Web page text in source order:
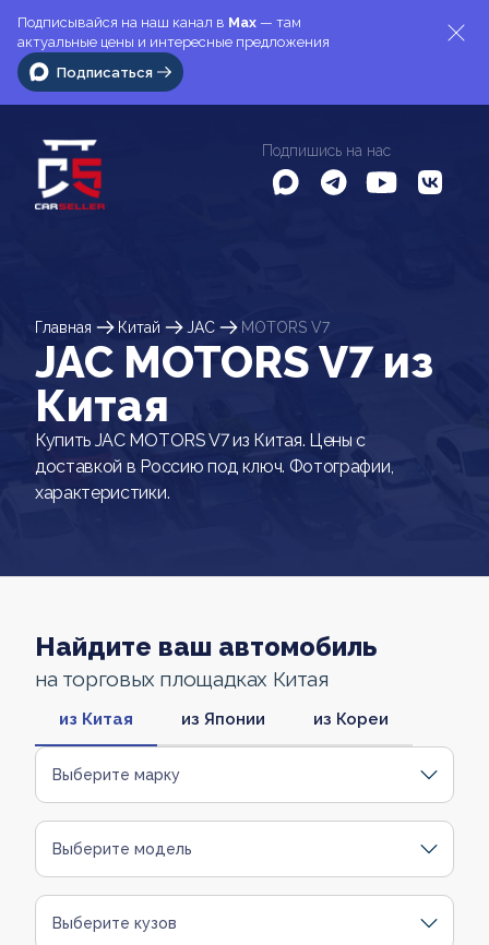
Подписывайся на наш канал в Max — там
актуальные цены и интересные предложения
Подписаться
Подпишись на нас
Главная Китай JAC MOTORS V7
JAC MOTORS V7 из
Китая
Купить JAC MOTORS V7 из Китая. Цены с
доставкой в Россию под ключ. Фотографии,
характеристики.
Найдите ваш автомобиль
на торговых площадках Китая
из Китая из Японии из Кореи
Выберите марку
Выберите модель
Выберите кузов